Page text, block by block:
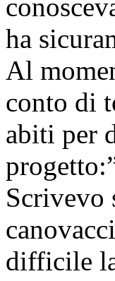
ha
Al
conto di
abiti per
Scrivevo
difficile